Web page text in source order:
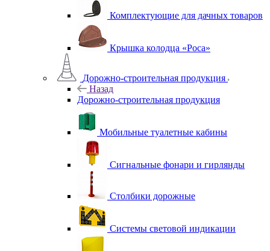
Комплектующие для дачных товаров
Крышка колодца «Роса»
Дорожно-строительная продукция
Назад
Дорожно-строительная продукция
Мобильные туалетные кабины
Сигнальные фонари и гирлянды
Столбики дорожные
Системы световой индикации